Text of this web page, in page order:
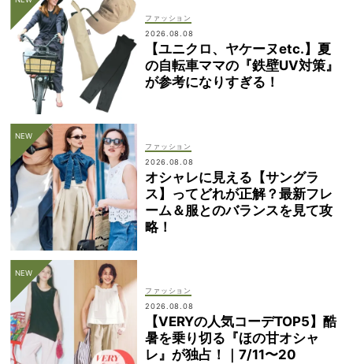
ファッション
2026.08.08
【ユニクロ、ヤケーヌetc.】夏
の自転車ママの『鉄壁UV対策』
が参考になりすぎる！
ファッション
2026.08.08
オシャレに見える【サングラ
ス】ってどれが正解？最新フレ
ーム＆服とのバランスを見て攻
略！
ファッション
2026.08.08
【VERYの人気コーデTOP5】酷
暑を乗り切る『ほの甘オシャ
レ』が独占！｜7/11〜20